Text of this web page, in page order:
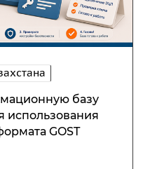
базу
использования
GOST